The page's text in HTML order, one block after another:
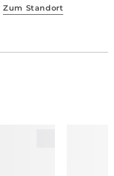
Zum Standort